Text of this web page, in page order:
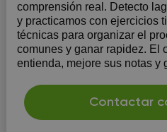
comprensión real. Detecto
y practicamos con ejercicios
técnicas para organizar el
comunes y ganar rapidez. El
entienda, mejore sus notas y
Contactar